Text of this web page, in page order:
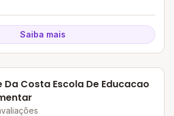
Saiba mais
Da Costa Escola De Educacao